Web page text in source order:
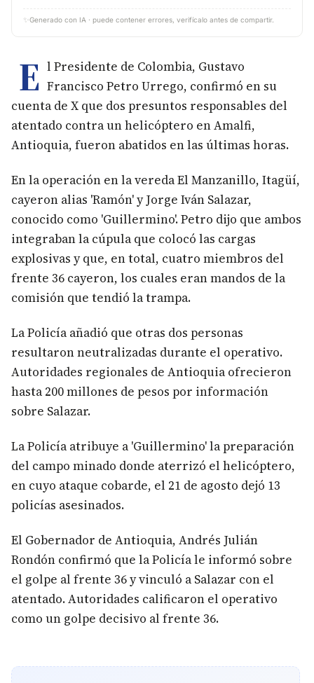
✨ Generado con IA · puede contener errores, verifícalo antes de compartir.
E l Presidente de Colombia, Gustavo
Francisco Petro Urrego, confirmó en su
cuenta de X que dos presuntos responsables del
atentado contra un helicóptero en Amalfi,
Antioquia, fueron abatidos en las últimas horas.
En la operación en la vereda El Manzanillo, Itagüí,
cayeron alias 'Ramón' y Jorge Iván Salazar,
conocido como 'Guillermino'. Petro dijo que ambos
integraban la cúpula que colocó las cargas
explosivas y que, en total, cuatro miembros del
frente 36 cayeron, los cuales eran mandos de la
comisión que tendió la trampa.
La Policía añadió que otras dos personas
resultaron neutralizadas durante el operativo.
Autoridades regionales de Antioquia ofrecieron
hasta 200 millones de pesos por información
sobre Salazar.
La Policía atribuye a 'Guillermino' la preparación
del campo minado donde aterrizó el helicóptero,
en cuyo ataque cobarde, el 21 de agosto dejó 13
policías asesinados.
El Gobernador de Antioquia, Andrés Julián
Rondón confirmó que la Policía le informó sobre
el golpe al frente 36 y vinculó a Salazar con el
atentado. Autoridades calificaron el operativo
como un golpe decisivo al frente 36.